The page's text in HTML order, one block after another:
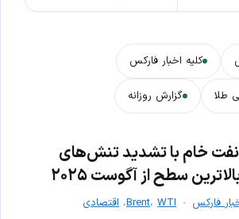
کلیه اخبار فارکس
طلا گزارش روزانه
خام با تشدید تنش‌های
سطح از آگوست ۲۰۲۵
فارکس Brent، WTI ، اقتصادی